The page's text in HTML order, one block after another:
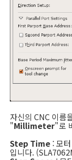
자신의 CNC 이름
"Millimeter"로
Step Time : 모
입니다.